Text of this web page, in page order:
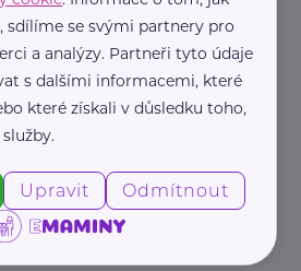
Průvodce bezpečnou
sdílíme se svými partnery pro
a analýzy. Partneři tyto údaje
s dalšími informacemi, které
které získali v důsledku toho,
Upravit Odmítnout